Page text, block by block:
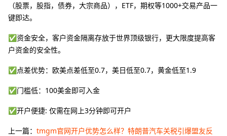
（股票，股指，债券，大宗商品），ETF，期权等1000+交易产品一
键即达。
✅资金安全，客户资金隔离存放于世界顶级银行，更大限度提高客
户资金的安全性。
✅点差优势：欧美点差低至0.7，美日低至0.7，黄金低至1.9
✅门槛低：100美金即可入金
✅开户便捷: 仅需在网上3分钟即可开户
上一篇： tmgm官网开户优势怎么样？特朗普汽车关税引爆盟友反